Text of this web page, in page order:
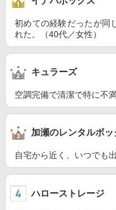
初めての経験だったが同
れた。（40代／女性）
キュラーズ
空調完備で清潔で特に不
加瀬のレンタルボッ
自宅から近く、いつでも
ハローストレージ